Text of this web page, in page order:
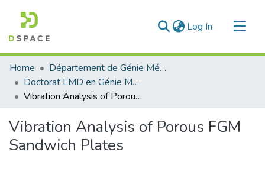
Log In (current)
Communities & Collections
All of DSpace
Statistics
Home
Département de Génie Mécanique
Doctorat LMD en Génie Mécanique
Vibration Analysis of Porous FGM Sandwich Plates
Vibration Analysis of Porous FGM
Sandwich Plates